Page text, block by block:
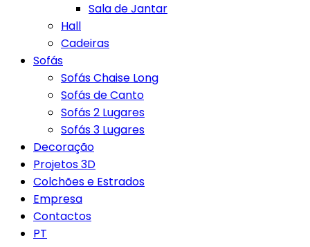
Sala de Jantar
Hall
Cadeiras
Sofás
Sofás Chaise Long
Sofás de Canto
Sofás 2 Lugares
Sofás 3 Lugares
Decoração
Projetos 3D
Colchões e Estrados
Empresa
Contactos
PT